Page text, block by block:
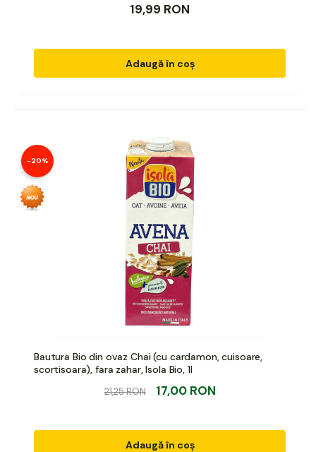
19,99 RON
Adaugă în coș
-20%
Bautura Bio din ovaz Chai (cu cardamon, cuisoare,
scortisoara), fara zahar, Isola Bio, 1l
21,25 RON 17,00 RON
Adaugă în coș